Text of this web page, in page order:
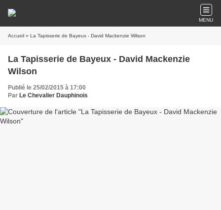
MENU
Accueil » La Tapisserie de Bayeux - David Mackenzie Wilson
La Tapisserie de Bayeux - David Mackenzie
Wilson
Publié le 25/02/2015 à 17:00
Par Le Chevalier Dauphinois